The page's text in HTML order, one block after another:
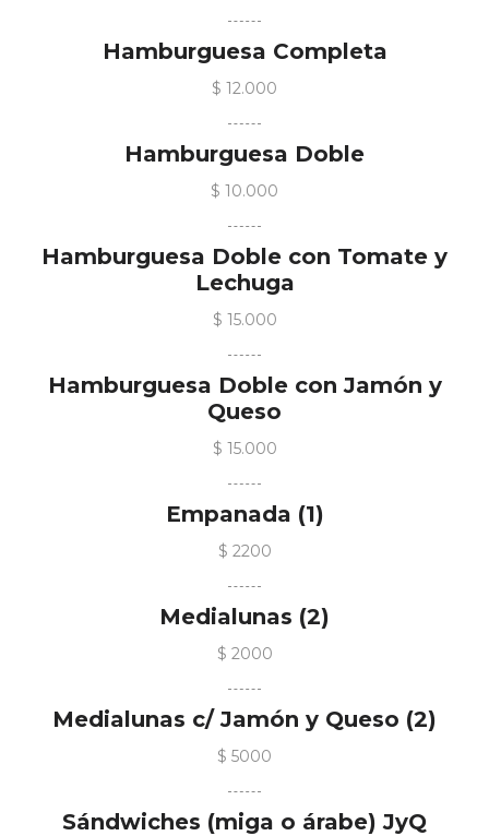
Hamburguesa Completa
$ 12.000
Hamburguesa Doble
$ 10.000
Hamburguesa Doble con Tomate y
Lechuga
$ 15.000
Hamburguesa Doble con Jamón y
Queso
$ 15.000
Empanada (1)
$ 2200
Medialunas (2)
$ 2000
Medialunas c/ Jamón y Queso (2)
$ 5000
Sándwiches (miga o árabe) JyQ